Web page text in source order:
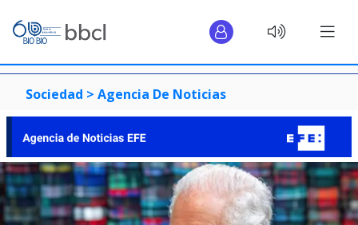
Sociedad > Agencia De Noticias